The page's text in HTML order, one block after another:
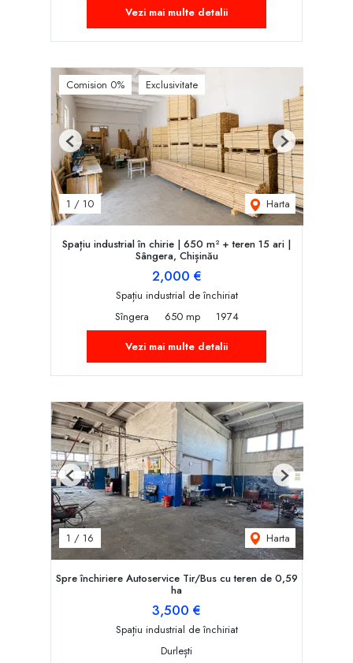
Vezi mai multe detalii
Comision 0% Exclusivitate
1 / 10 Harta
Previous Next
Spațiu industrial în chirie | 650 m² + teren 15 ari |
Sângera, Chișinău
2,000 €
Spațiu industrial de închiriat
Sîngera
650 mp
1974
Vezi mai multe detalii
1 / 16 Harta
Previous Next
Spre închiriere Autoservice Tir/Bus cu teren de 0,59
ha
3,500 €
Spațiu industrial de închiriat
Durlești